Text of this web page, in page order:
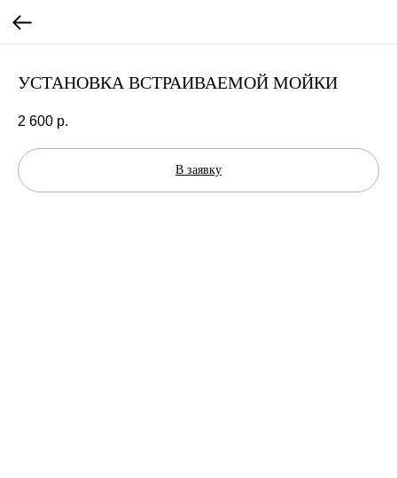
УСТАНОВКА ВСТРАИВАЕМОЙ МОЙКИ
2 600 р.
В заявку